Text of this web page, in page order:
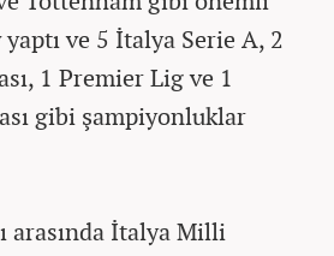
ve 5 İtalya Serie A, 2
1 Premier Lig ve 1
gibi şampiyonluklar
arasında İtalya Milli